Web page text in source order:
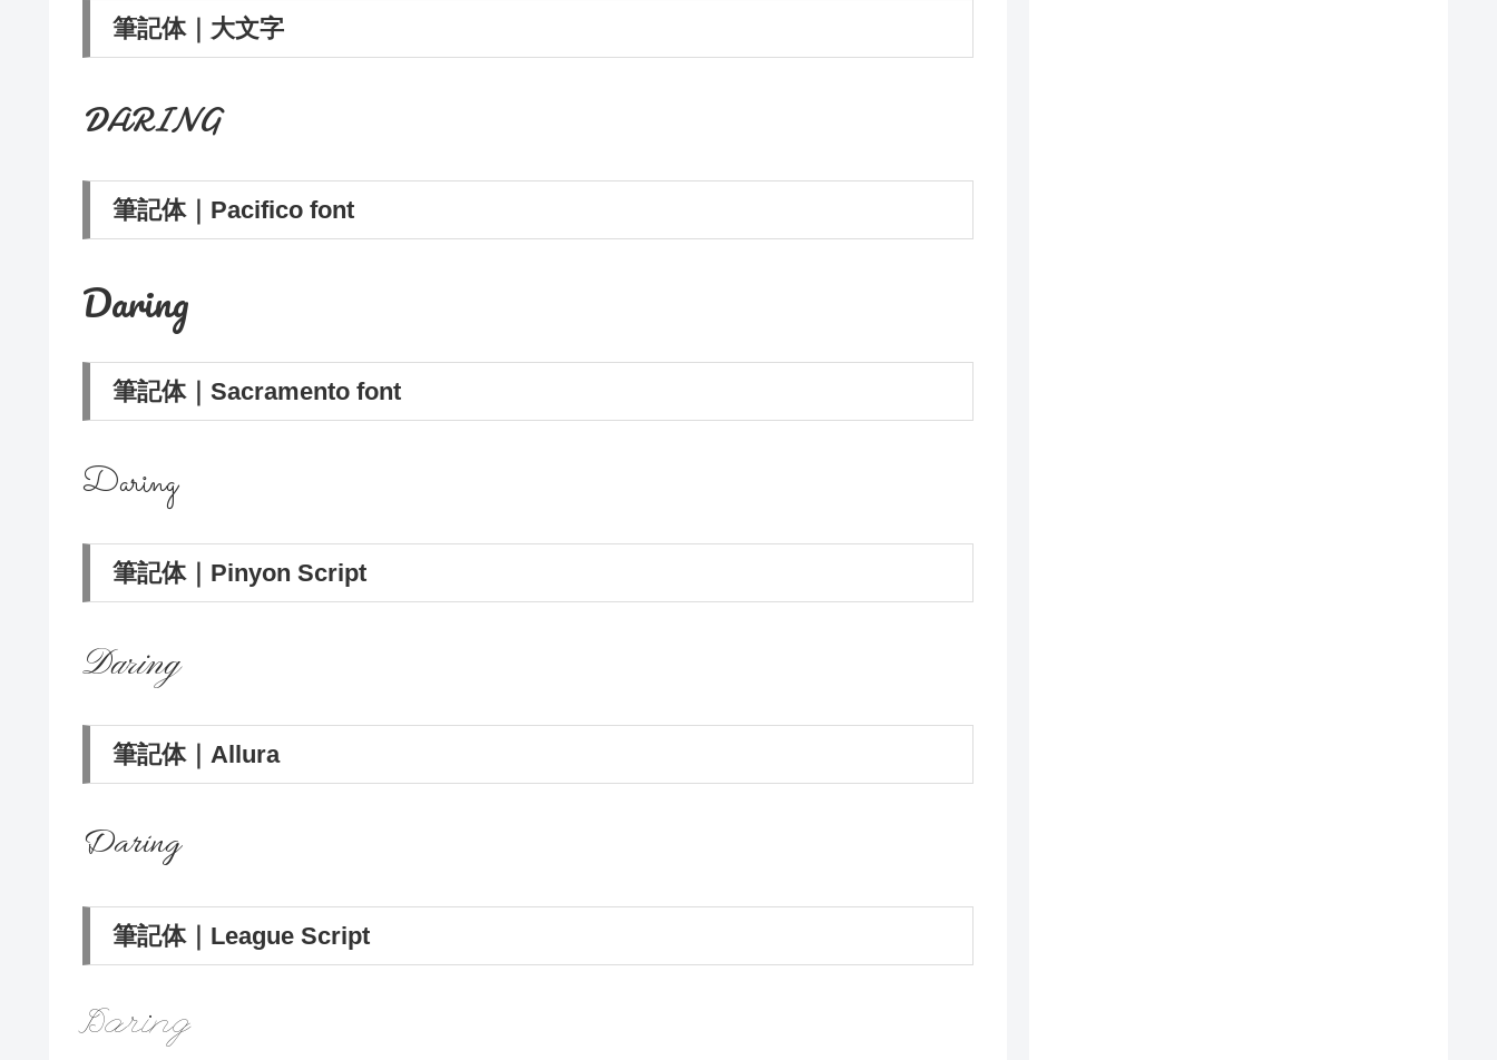
筆記体｜大文字
DARING
筆記体｜Pacifico font
Daring
筆記体｜Sacramento font
Daring
筆記体｜Pinyon Script
Daring
筆記体｜Allura
Daring
筆記体｜League Script
Daring